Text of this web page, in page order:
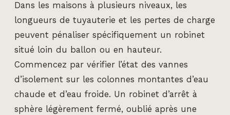
Dans les maisons à plusieurs niveaux, les
longueurs de tuyauterie et les pertes de charge
peuvent pénaliser spécifiquement un robinet
situé loin du ballon ou en hauteur.
Commencez par vérifier l’état des vannes
d’isolement sur les colonnes montantes d’eau
chaude et d’eau froide. Un robinet d’arrêt à
sphère légèrement fermé, oublié après une